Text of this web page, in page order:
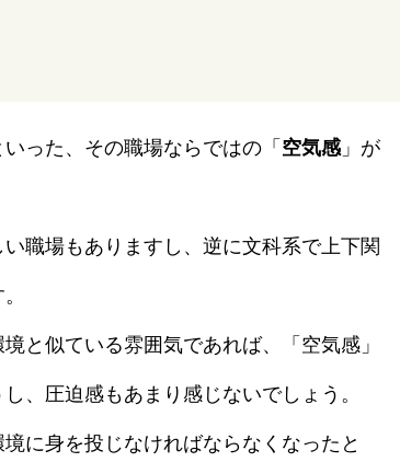
った、その職場ならではの「 空気感 」が
職場もありますし、逆に文科系で上下関
と似ている雰囲気であれば、「空気感」
、圧迫感もあまり感じないでしょう。
に身を投じなければならなくなったと